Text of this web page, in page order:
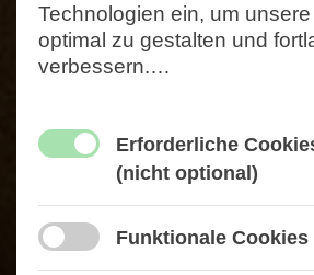
Technologien ein, um
optimal zu gestalten und
verbessern.…
Erforderliche
(nicht optional)
Funktionale Cookies